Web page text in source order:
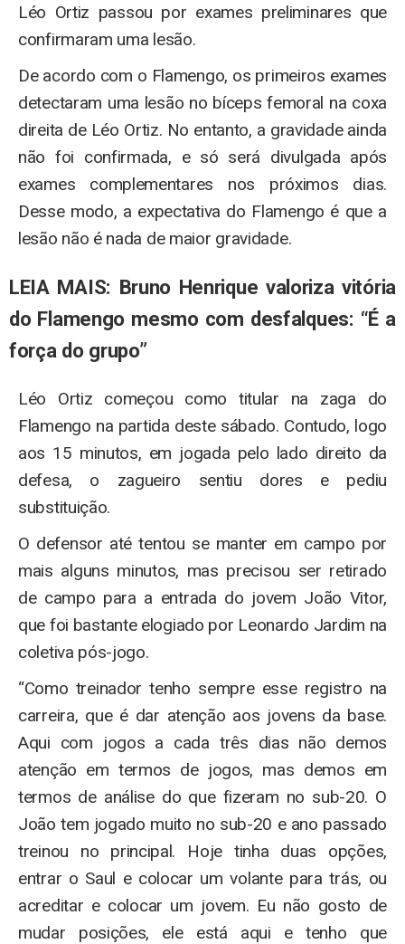
Léo Ortiz passou por exames preliminares que
confirmaram uma lesão.
De acordo com o Flamengo, os primeiros exames
detectaram uma lesão no bíceps femoral na coxa
direita de Léo Ortiz. No entanto, a gravidade ainda
não foi confirmada, e só será divulgada após
exames complementares nos próximos dias.
Desse modo, a expectativa do Flamengo é que a
lesão não é nada de maior gravidade.
LEIA MAIS: Bruno Henrique valoriza vitória
do Flamengo mesmo com desfalques: “É a
força do grupo”
Léo Ortiz começou como titular na zaga do
Flamengo na partida deste sábado. Contudo, logo
aos 15 minutos, em jogada pelo lado direito da
defesa, o zagueiro sentiu dores e pediu
substituição.
O defensor até tentou se manter em campo por
mais alguns minutos, mas precisou ser retirado
de campo para a entrada do jovem João Vitor,
que foi bastante elogiado por Leonardo Jardim na
coletiva pós-jogo.
“Como treinador tenho sempre esse registro na
carreira, que é dar atenção aos jovens da base.
Aqui com jogos a cada três dias não demos
atenção em termos de jogos, mas demos em
termos de análise do que fizeram no sub-20. O
João tem jogado muito no sub-20 e ano passado
treinou no principal. Hoje tinha duas opções,
entrar o Saul e colocar um volante para trás, ou
acreditar e colocar um jovem. Eu não gosto de
mudar posições, ele está aqui e tenho que